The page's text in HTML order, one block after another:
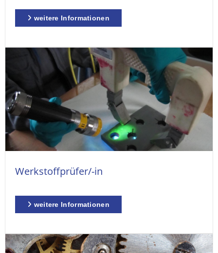
weitere Informationen
Werkstoffprüfer/-in
weitere Informationen